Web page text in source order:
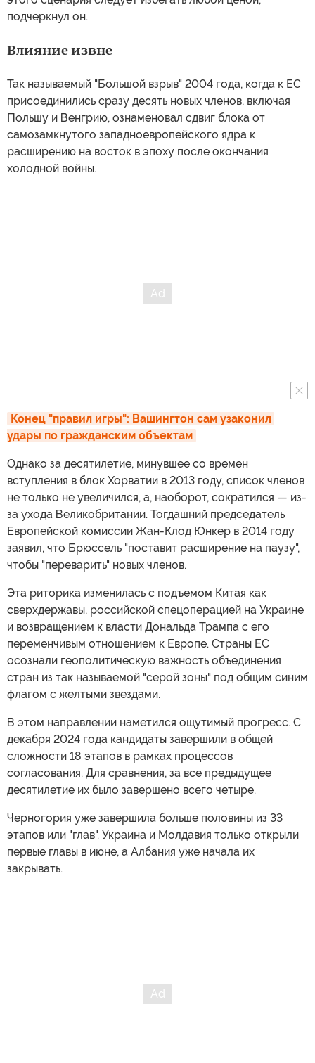
подчеркнул он.
Влияние извне
Так называемый "Большой взрыв" 2004 года, когда к ЕС
присоединились сразу десять новых членов, включая
Польшу и Венгрию, ознаменовал сдвиг блока от
самозамкнутого западноевропейского ядра к
расширению на восток в эпоху после окончания
холодной войны.
Конец "правил игры": Вашингтон сам узаконил
удары по гражданским объектам
Однако за десятилетие, минувшее со времен
вступления в блок Хорватии в 2013 году, список членов
не только не увеличился, а, наоборот, сократился — из-
за ухода Великобритании. Тогдашний председатель
Европейской комиссии Жан-Клод Юнкер в 2014 году
заявил, что Брюссель "поставит расширение на паузу",
чтобы "переварить" новых членов.
Эта риторика изменилась с подъемом Китая как
сверхдержавы, российской спецоперацией на Украине
и возвращением к власти Дональда Трампа с его
переменчивым отношением к Европе. Страны ЕС
осознали геополитическую важность объединения
стран из так называемой "серой зоны" под общим синим
флагом с желтыми звездами.
В этом направлении наметился ощутимый прогресс. С
декабря 2024 года кандидаты завершили в общей
сложности 18 этапов в рамках процессов
согласования. Для сравнения, за все предыдущее
десятилетие их было завершено всего четыре.
Черногория уже завершила больше половины из 33
этапов или "глав". Украина и Молдавия только открыли
первые главы в июне, а Албания уже начала их
закрывать.